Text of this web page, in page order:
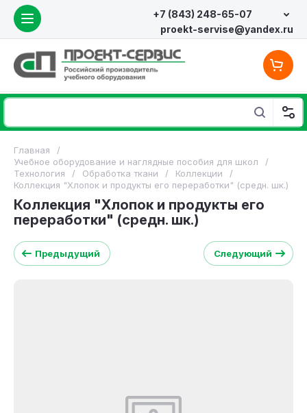
+7 (843) 248-65-07
proekt-servise@yandex.ru
Главная
/
Учебное оборудование и наглядные пособия для школ
/
Технология
/ Обработка ткани / Коллекции
/
Коллекция "Хлопок и продукты его переработки" (средн. шк.)
Коллекция "Хлопок и продукты его
переработки" (средн. шк.)
Предыдущий Следующий